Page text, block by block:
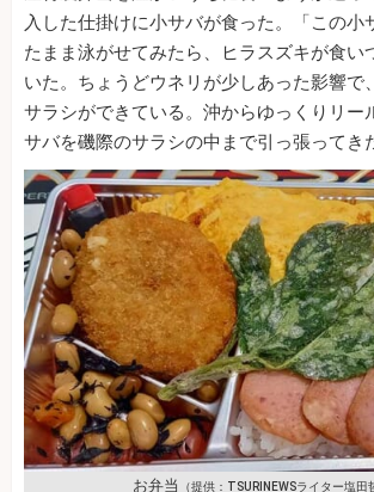
入した仕掛けに小サバが食った。「この小
たまま泳がせてみたら、ヒラスズキが食い
いた。ちょうどウネリが少しあった影響で
サラシができている。沖からゆっくりリー
サバを磯際のサラシの中まで引っ張ってき
お弁当 （提供：TSURINEWSライター塩田